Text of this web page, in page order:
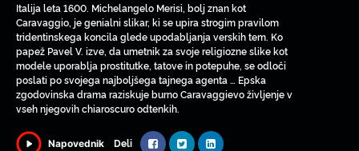
Italija leta 1600. Michelangelo Merisi, bolj znan kot
Caravaggio, je genialni slikar, ki se upira strogim pravilom
tridentinskega koncila glede upodabljanja verskih tem. Ko
papež Pavel V. izve, da umetnik za svoje religiozne slike kot
modele uporablja prostitutke, tatove in potepuhe, se odloči
poslati po svojega najboljšega tajnega agenta … Epska
zgodovinska drama raziskuje burno Caravaggievo življenje v
vseh njegovih chiaroscuro odtenkih.
Napovednik Deli